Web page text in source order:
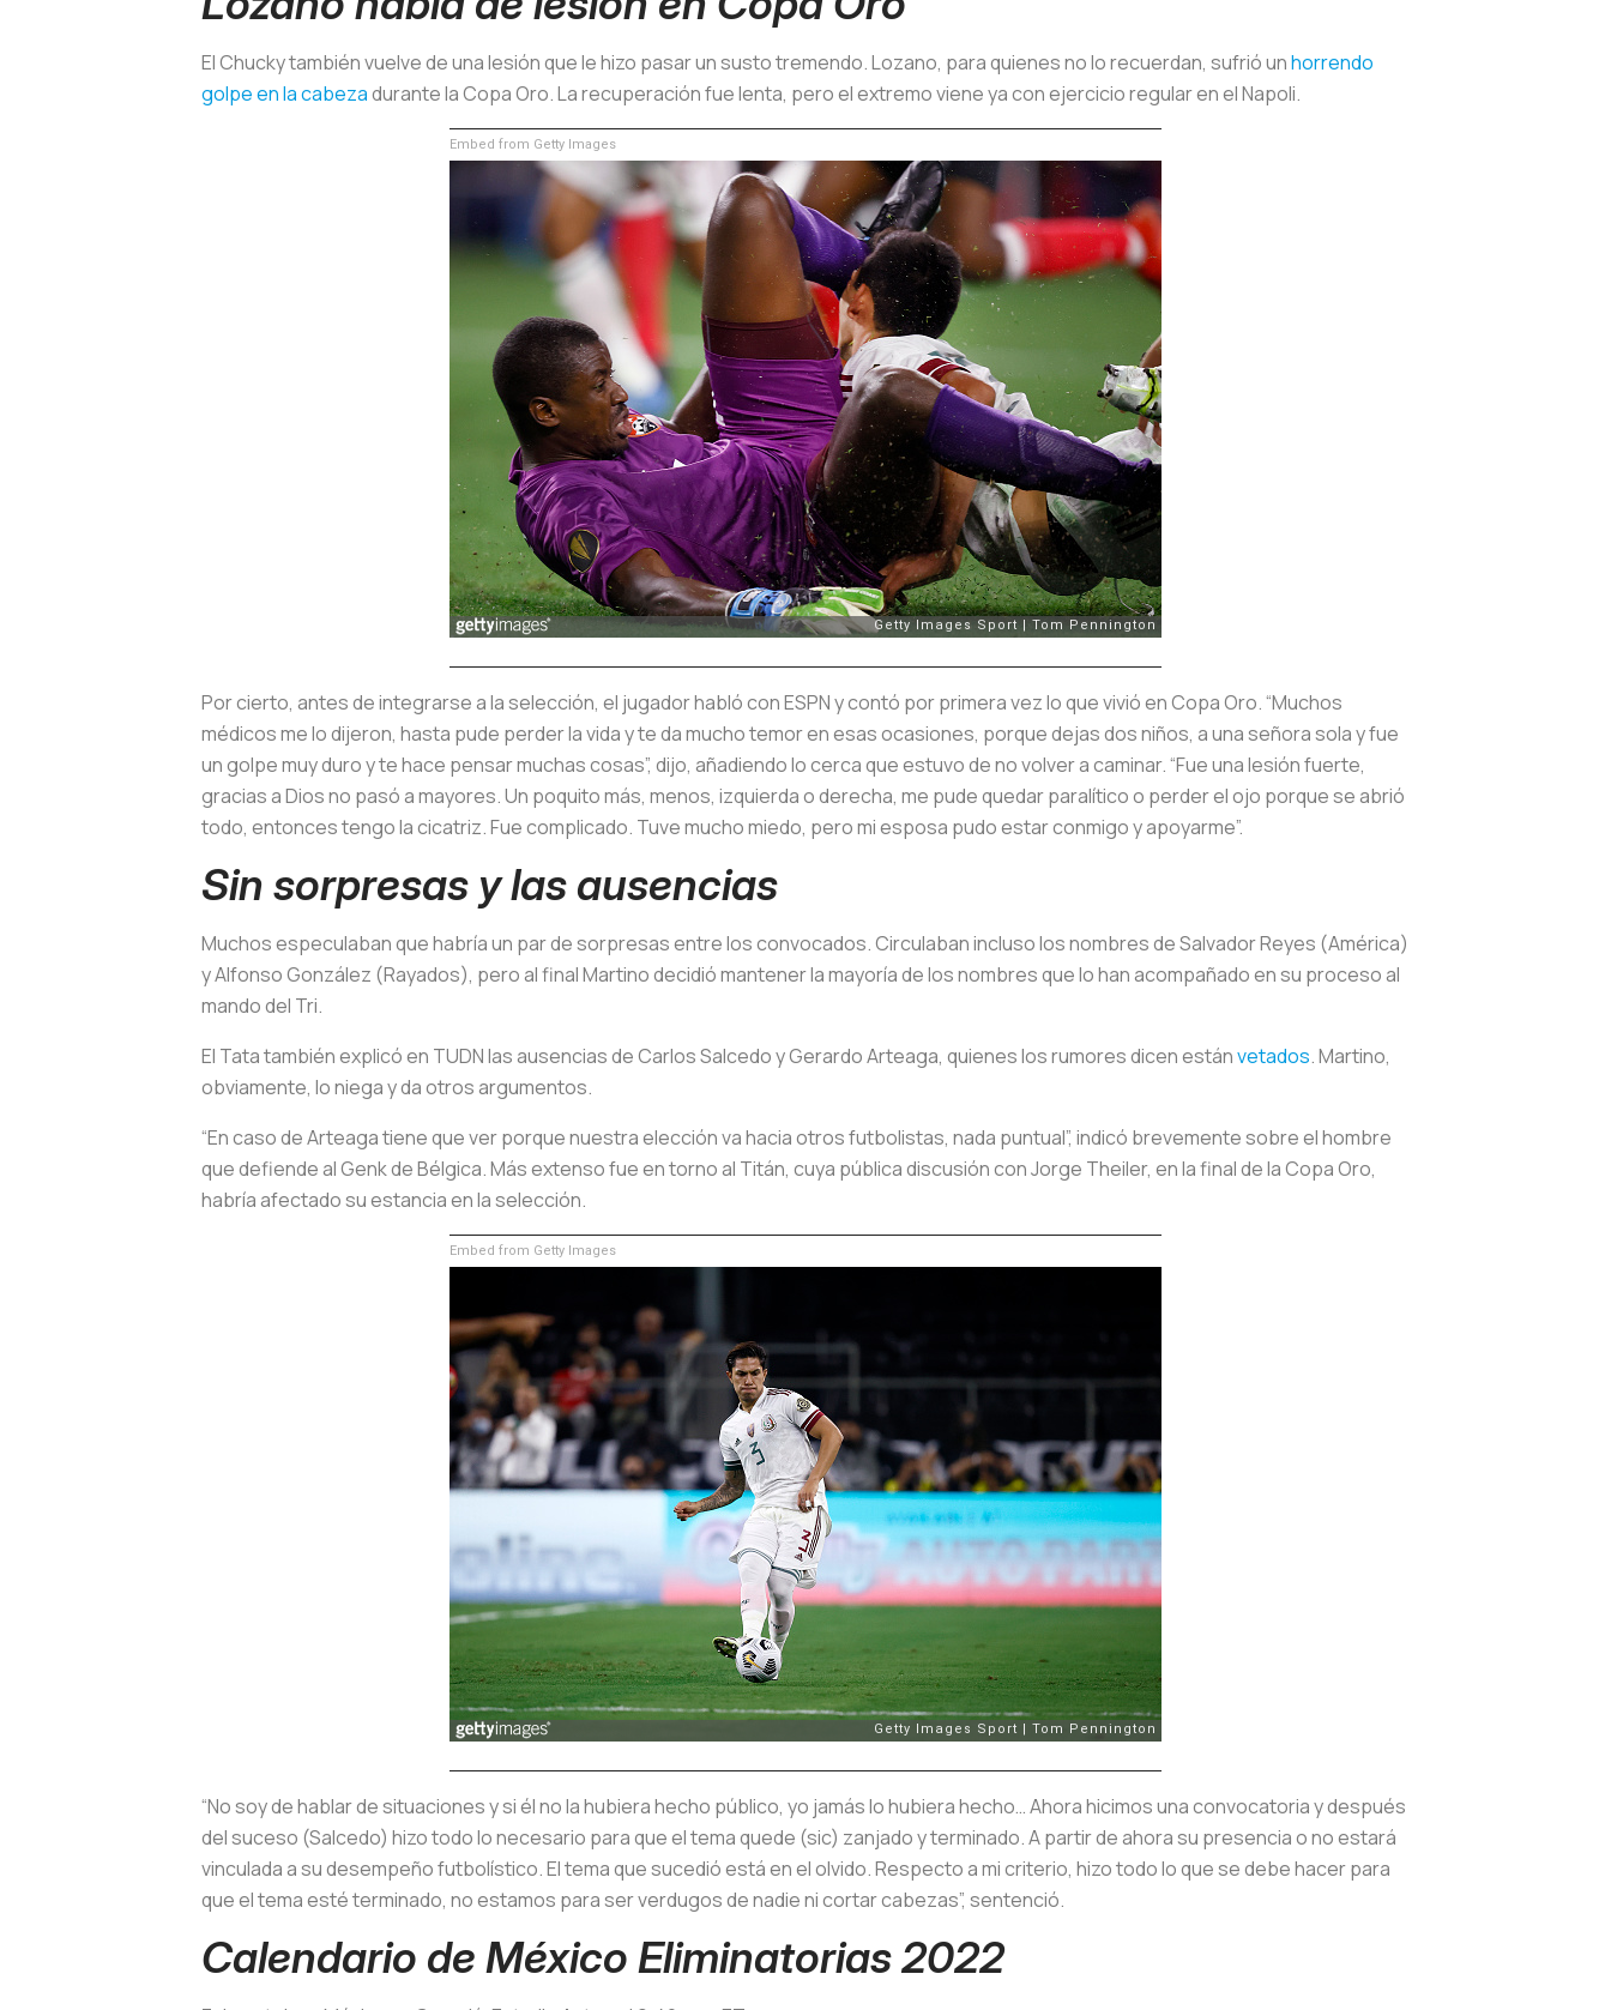
El Chucky también vuelve de una lesión que le hizo pasar un susto tremendo. Lozano, para quienes no lo recuerdan, sufrió unhorrendo
golpe en la cabezadurante la Copa Oro. La recuperación fue lenta, pero el extremo viene ya con ejercicio regular en el Napoli.
Embed from Getty Images
Por cierto, antes de integrarse a la selección, el jugador habló con ESPN y contó por primera vez lo que vivió en Copa Oro. “Muchos
médicos me lo dijeron, hasta pude perder la vida y te da mucho temor en esas ocasiones, porque dejas dos niños, a una señora sola y fue
un golpe muy duro y te hace pensar muchas cosas”, dijo, añadiendo lo cerca que estuvo de no volver a caminar. “Fue una lesión fuerte,
gracias a Dios no pasó a mayores. Un poquito más, menos, izquierda o derecha, me pude quedar paralítico o perder el ojo porque se abrió
todo, entonces tengo la cicatriz. Fue complicado. Tuve mucho miedo, pero mi esposa pudo estar conmigo y apoyarme”.
Sin sorpresas y las ausencias
Muchos especulaban que habría un par de sorpresas entre los convocados. Circulaban incluso los nombres de Salvador Reyes (América)
y Alfonso González (Rayados), pero al final Martino decidió mantener la mayoría de los nombres que lo han acompañado en su proceso al
mando del Tri.
El Tata también explicó en TUDN las ausencias de Carlos Salcedo y Gerardo Arteaga, quienes los rumores dicen estánvetados. Martino,
obviamente, lo niega y da otros argumentos.
“En caso de Arteaga tiene que ver porque nuestra elección va hacia otros futbolistas, nada puntual”, indicó brevemente sobre el hombre
que defiende al Genk de Bélgica. Más extenso fue en torno al Titán, cuya pública discusión con Jorge Theiler, en la final de la Copa Oro,
habría afectado su estancia en la selección.
Embed from Getty Images
“No soy de hablar de situaciones y si él no la hubiera hecho público, yo jamás lo hubiera hecho… Ahora hicimos una convocatoria y después
del suceso (Salcedo) hizo todo lo necesario para que el tema quede (sic) zanjado y terminado. A partir de ahora su presencia o no estará
vinculada a su desempeño futbolístico. El tema que sucedió está en el olvido. Respecto a mi criterio, hizo todo lo que se debe hacer para
que el tema esté terminado, no estamos para ser verdugos de nadie ni cortar cabezas”, sentenció.
Calendario de México Eliminatorias 2022